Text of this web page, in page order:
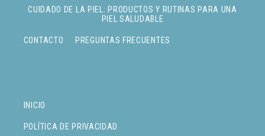
INICIO
POLÍTICA DE PRIVACIDAD
CUIDADO DE LA PIEL: PRODUCTOS Y RUTINAS PARA UNA
PIEL SALUDABLE
CONTACTO PREGUNTAS FRECUENTES